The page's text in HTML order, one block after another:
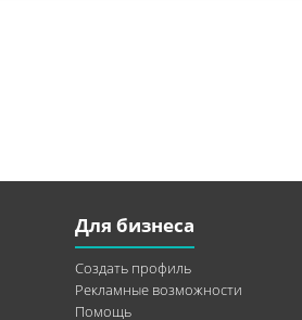
Для бизнеса
Создать профиль
Рекламные возможности
Помощь